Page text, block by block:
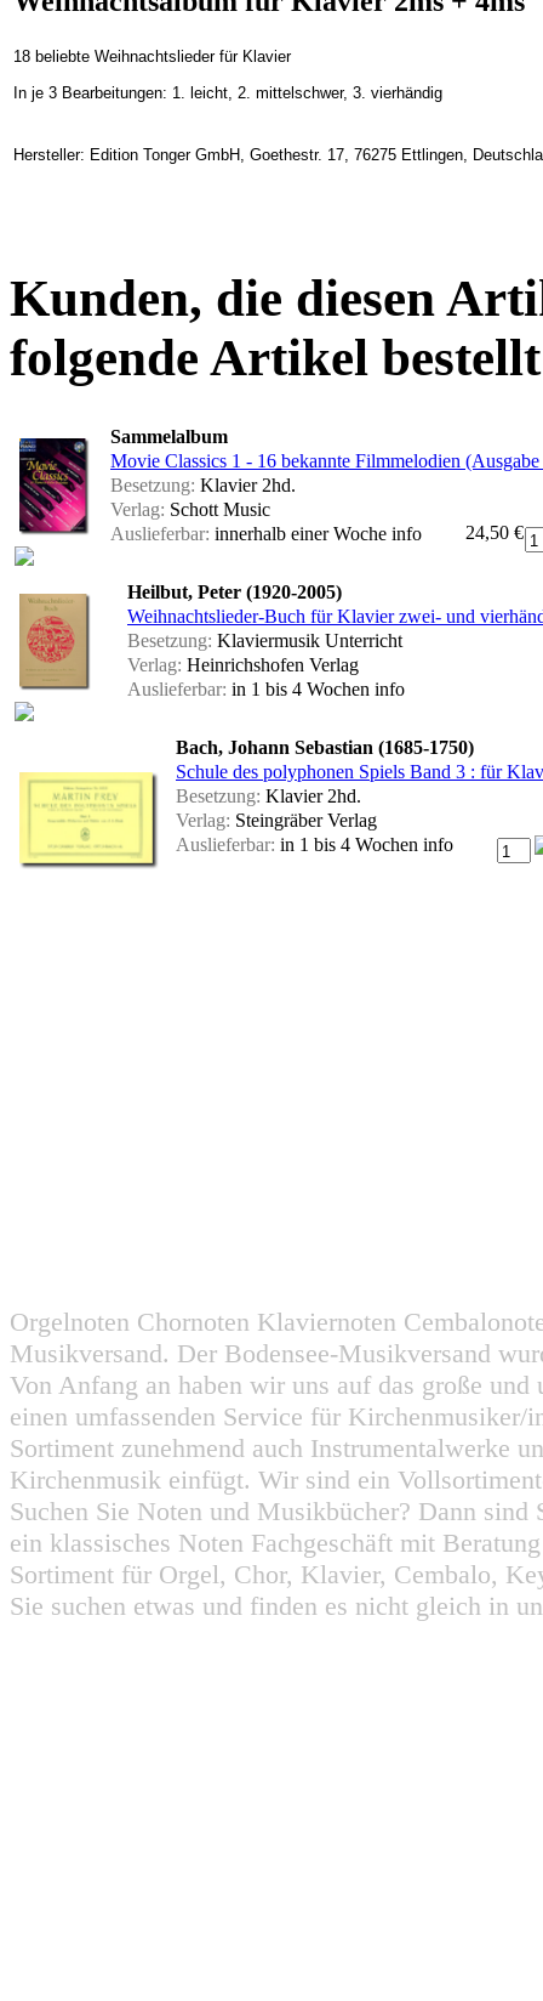
18 beliebte Weihnachtslieder für Klavier
In je 3 Bearbeitungen: 1. leicht, 2. mittelschwer, 3. vierhändig
Hersteller: Edition Tonger GmbH, Goethestr. 17, 76275 Ettlingen,
Kunden, die diesen
folgende Artikel
Sammelalbum
Movie Classics 1 - 16 bekannte Filmmelodien
Besetzung: Klavier 2hd.
Verlag: Schott Music
Auslieferbar: innerhalb einer Woche info 24,50 €
Heilbut, Peter (1920-2005)
Weihnachtslieder-Buch für Klavier zwei- und
Besetzung: Klaviermusik Unterricht
Verlag: Heinrichshofen Verlag
Auslieferbar: in 1 bis 4 Wochen info
Bach, Johann Sebastian (1685-1750)
Schule des polyphonen Spiels Band 3 : für
Besetzung: Klavier 2hd.
Verlag: Steingräber Verlag
Auslieferbar: in 1 bis 4 Wochen info
Orgelnoten Chornoten Klaviernoten
Musikversand. Der Bodensee-Musikversand
Von Anfang an haben wir uns auf das große
einen umfassenden Service für
Sortiment zunehmend auch Instrumentalwerke
Kirchenmusik einfügt. Wir sind ein
Suchen Sie Noten und Musikbücher? Dann
ein klassisches Noten Fachgeschäft mit
Sortiment für Orgel, Chor, Klavier, Cembalo,
Sie suchen etwas und finden es nicht gleich in